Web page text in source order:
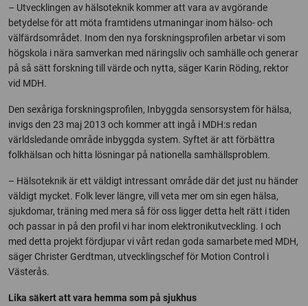
– Utvecklingen av hälsoteknik kommer att vara av avgörande
betydelse för att möta framtidens utmaningar inom hälso- och
välfärdsområdet. Inom den nya forskningsprofilen arbetar vi som
högskola i nära samverkan med näringsliv och samhälle och generar
på så sätt forskning till värde och nytta, säger Karin Röding, rektor
vid MDH.
Den sexåriga forskningsprofilen, Inbyggda sensorsystem för hälsa,
invigs den 23 maj 2013 och kommer att ingå i MDH:s redan
världsledande område inbyggda system. Syftet är att förbättra
folkhälsan och hitta lösningar på nationella samhällsproblem.
– Hälsoteknik är ett väldigt intressant område där det just nu händer
väldigt mycket. Folk lever längre, vill veta mer om sin egen hälsa,
sjukdomar, träning med mera så för oss ligger detta helt rätt i tiden
och passar in på den profil vi har inom elektronikutveckling. I och
med detta projekt fördjupar vi vårt redan goda samarbete med MDH,
säger Christer Gerdtman, utvecklingschef för Motion Control i
Västerås.
Lika säkert att vara hemma som på sjukhus